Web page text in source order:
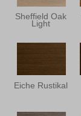
Sheffield Oak
Light
Eiche Rustikal